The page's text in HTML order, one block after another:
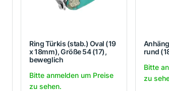
Ring Türkis (stab.) Oval (19
x 18mm), Größe 54 (17),
beweglich
Bitte anmelden um Preise
zu sehen.
rund
Bitte
zu